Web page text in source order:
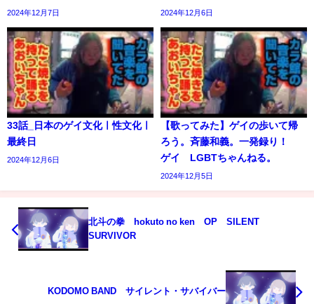
2024年12月7日 2024年12月6日
33話_日本のゲイ文化ㅣ性文化ㅣ
最終日
2024年12月6日
【歌ってみた】ゲイの歩いて帰
ろう。斉藤和義。一発録り！
ゲイ LGBTちゃんねる。
2024年12月5日
北斗の拳 hokuto no ken OP SILENT
SURVIVOR
KODOMO BAND サイレント・サバイバー